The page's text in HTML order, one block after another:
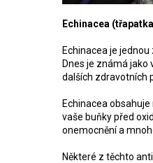
Echinacea
Echinacea je
Dnes je známá jako
dalších zdravotních
Echinacea
vaše buňky před
onemocnění a
Některé z těchto